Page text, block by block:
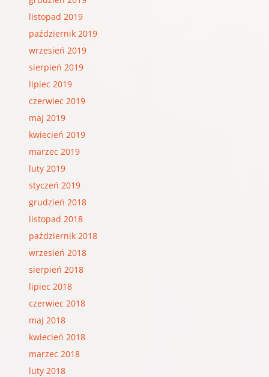
listopad 2019
październik 2019
wrzesień 2019
sierpień 2019
lipiec 2019
czerwiec 2019
maj 2019
kwiecień 2019
marzec 2019
luty 2019
styczeń 2019
grudzień 2018
listopad 2018
październik 2018
wrzesień 2018
sierpień 2018
lipiec 2018
czerwiec 2018
maj 2018
kwiecień 2018
marzec 2018
luty 2018